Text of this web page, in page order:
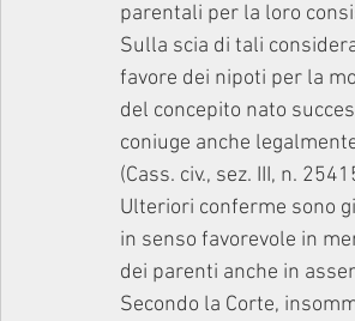
parentali per la loro
Sulla scia di tali
favore dei nipoti per la
del concepito nato
coniuge anche
(Cass. civ., sez. III, n.
Ulteriori conferme sono
in senso favorevole in
dei parenti anche in
Secondo la Corte,